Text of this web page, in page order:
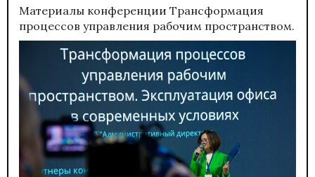
Материалы конференции Трансформация
процессов управления рабочим пространством.